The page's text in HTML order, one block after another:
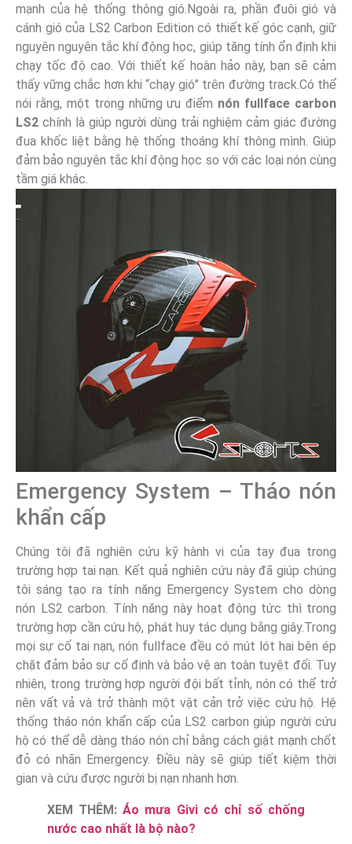
mạnh của hệ thống thông gió.Ngoài ra, phần đuôi gió và
cánh gió của LS2 Carbon Edition có thiết kế góc cạnh, giữ
nguyên nguyên tắc khí động học, giúp tăng tính ổn định khi
chạy tốc độ cao. Với thiết kế hoàn hảo này, bạn sẽ cảm
thấy vững chắc hơn khi “chạy gió” trên đường track.Có thể
nói rằng, một trong những ưu điểm nón fullface carbon
LS2 chính là giúp người dùng trải nghiệm cảm giác đường
đua khốc liệt bằng hệ thống thoáng khí thông mình. Giúp
đảm bảo nguyên tắc khí động học so với các loại nón cùng
tầm giá khác.
Emergency System – Tháo nón
khẩn cấp
Chúng tôi đã nghiên cứu kỹ hành vi của tay đua trong
trường hợp tai nạn. Kết quả nghiên cứu này đã giúp chúng
tôi sáng tạo ra tính năng Emergency System cho dòng
nón LS2 carbon. Tính năng này hoạt động tức thì trong
trường hợp cần cứu hộ, phát huy tác dụng bằng giây.Trong
mọi sự cố tai nạn, nón fullface đều có mút lót hai bên ép
chặt đảm bảo sự cố định và bảo vệ an toàn tuyệt đối. Tuy
nhiên, trong trường hợp người đội bất tỉnh, nón có thể trở
nên vất vả và trở thành một vật cản trở việc cứu hộ. Hệ
thống tháo nón khẩn cấp của LS2 carbon giúp người cứu
hộ có thể dễ dàng tháo nón chỉ bằng cách giật mạnh chốt
đỏ có nhãn Emergency. Điều này sẽ giúp tiết kiệm thời
gian và cứu được người bị nạn nhanh hơn.
XEM THÊM:Áo mưa Givi có chỉ số chống
nước cao nhất là bộ nào?